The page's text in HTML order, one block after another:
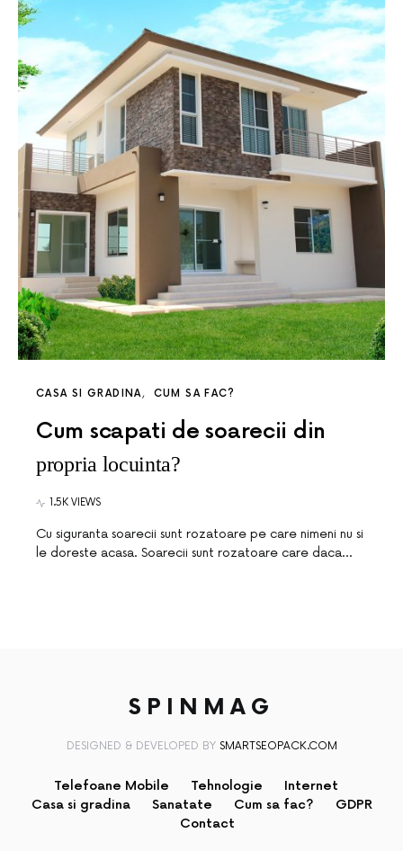
CASA SI GRADINA CUM SA FAC?
Cum scapati de soarecii din
propria locuinta?
1.5K VIEWS
Cu siguranta soarecii sunt rozatoare pe care nimeni nu si
le doreste acasa. Soarecii sunt rozatoare care daca…
SPINMAG
DESIGNED & DEVELOPED BY SMARTSEOPACK.COM
Telefoane Mobile Tehnologie
Internet
Casa si gradina
Sanatate Cum sa fac?
GDPR
Contact